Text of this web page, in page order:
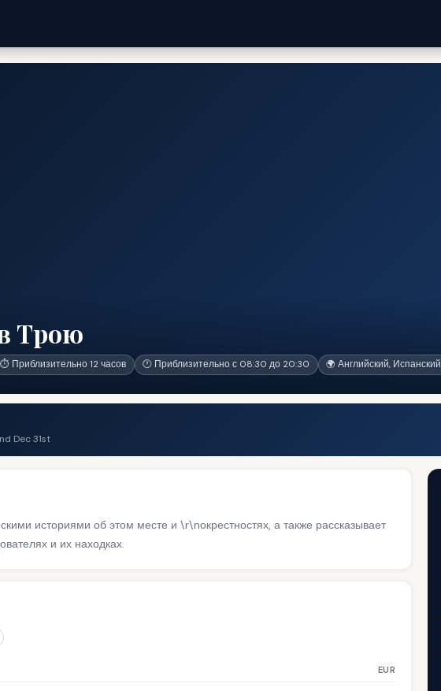
Трою
⏱ Приблизительно 12 часов 🕐 Приблизительно с 08:30 до 20:30 🌍 Английский, Испанский
Dec 31st
историями об этом месте и \r\nокрестностях, а также рассказывает
и их находках.
EUR